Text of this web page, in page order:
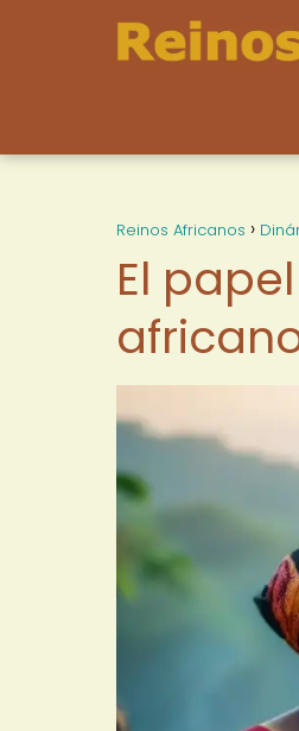
Reinos Africanos
El